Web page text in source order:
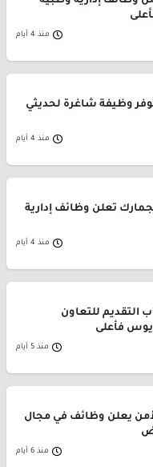
منذ 4 أيام
وظيفة شاغرة لحديثي
منذ 4 أيام
تعلن وظائف إدارية
منذ 4 أيام
التقديم للتعاون
فأعلى
منذ 5 أيام
يعلن وظائف في مجال
منذ 6 أيام